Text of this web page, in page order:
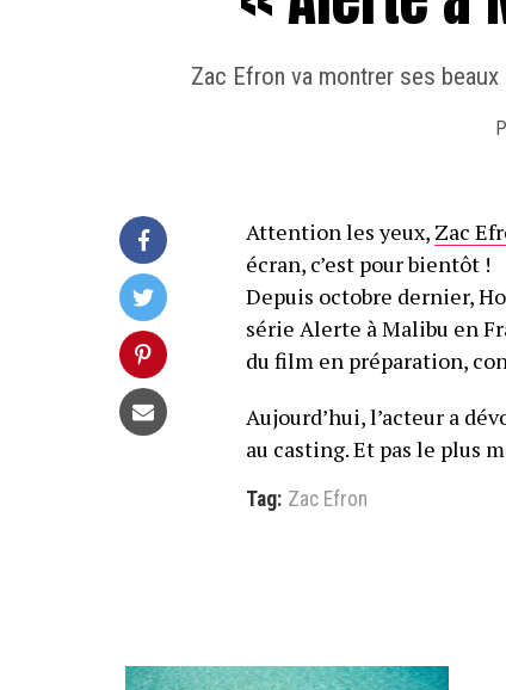
Zac Efron va montrer ses
Attention les yeux, Zac
écran, c’est pour bientôt !
Depuis octobre dernier,
série Alerte à Malibu en
du film en préparation,
Aujourd’hui, l’acteur a
au casting. Et pas le plus
Tag: Zac Efron